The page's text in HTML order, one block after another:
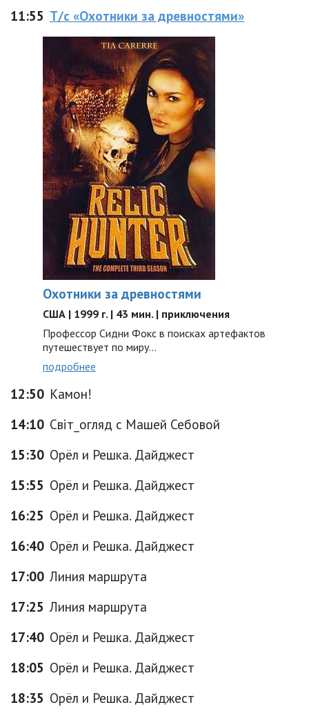
11:55 Т/с «Охотники за древностями»
Охотники за древностями
США | 1999 г. | 43 мин. | приключения
Профессор Сидни Фокс в поисках артефактов
путешествует по миру...
подробнее
12:50 Камон!
14:10 Світ_огляд с Машей Себовой
15:30 Орёл и Решка. Дайджест
15:55 Орёл и Решка. Дайджест
16:25 Орёл и Решка. Дайджест
16:40 Орёл и Решка. Дайджест
17:00 Линия маршрута
17:25 Линия маршрута
17:40 Орёл и Решка. Дайджест
18:05 Орёл и Решка. Дайджест
18:35 Орёл и Решка. Дайджест